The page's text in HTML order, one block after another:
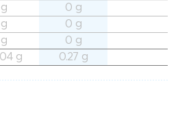
0 g
0 g
0 g
g 0.27 g